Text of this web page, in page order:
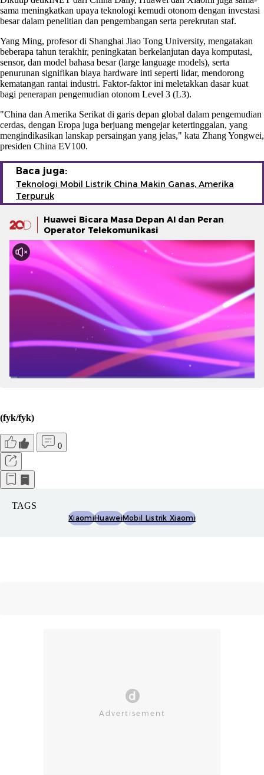
sama meningkatkan upaya teknologi kemudi otonom dengan investasi
besar dalam penelitian dan pengembangan serta perekrutan staf.
Yang Ming, profesor di Shanghai Jiao Tong University, mengatakan
beberapa tahun terakhir, peningkatan berkelanjutan daya komputasi,
sensor, dan model bahasa besar (large language models), serta
penurunan signifikan biaya hardware inti seperti lidar, mendorong
kematangan rantai industri. Faktor-faktor ini meletakkan dasar kuat
bagi penerapan pengemudian otonom Level 3 (L3).
"China dan Amerika Serikat di garis depan global dalam pengemudian
cerdas, dengan Eropa juga berjuang mengejar ketertinggalan, yang
mengindikasikan lanskap persaingan yang jelas," kata Zhang Yongwei,
presiden China EV100.
Baca juga:
Teknologi Mobil Listrik China Makin Ganas, Amerika
Terpuruk
Huawei Bicara Masa Depan AI dan Peran
Operator Telekomunikasi
(fyk/fyk)
0
TAGS
XiaomiHuaweiMobil Listrik Xiaomi